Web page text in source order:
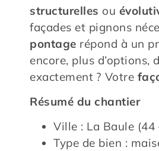
structurelles ou
façades et pignons
pontage répond à un
encore, plus d’options,
exactement ? Votre
Résumé du chantier
Ville : La Baule
Type de bien :